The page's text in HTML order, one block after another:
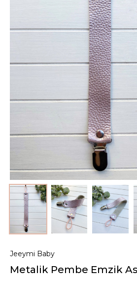
Jeeymi Baby
Metalik Pembe Emzik